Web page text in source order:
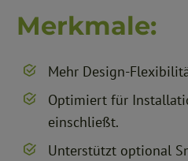
Merkmale:
Mehr Design-
Optimiert für
einschließt.
Unterstützt optional